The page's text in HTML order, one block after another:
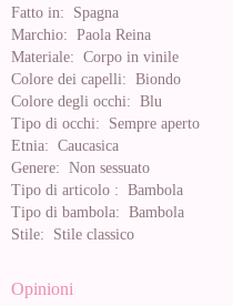
Fatto in: Spagna
Marchio: Paola Reina
Materiale: Corpo in vinile
Colore dei capelli: Biondo
Colore degli occhi: Blu
Tipo di occhi: Sempre aperto
Etnia: Caucasica
Genere: Non sessuato
Tipo di articolo : Bambola
Tipo di bambola: Bambola
Stile: Stile classico
Opinioni